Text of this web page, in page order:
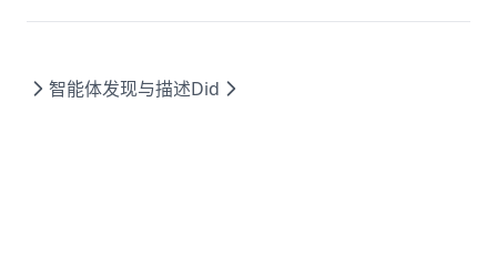
智能体发现与描述Did